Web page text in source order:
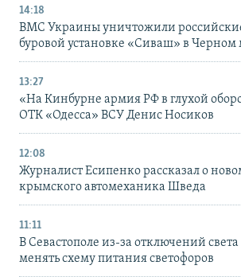
14:18
ВМС Украины уничтожили
буровой установке «Сиваш» в Черном
13:27
«На Кинбурне армия РФ в глухой
ОТК «Одесса» ВСУ Денис Носиков
12:08
Журналист Есипенко рассказал о
крымского автомеханика Шведа
11:11
В Севастополе из-за отключений
менять схему питания светофоров